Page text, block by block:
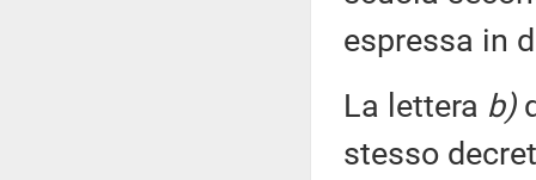
espressa in
La lettera b)
stesso